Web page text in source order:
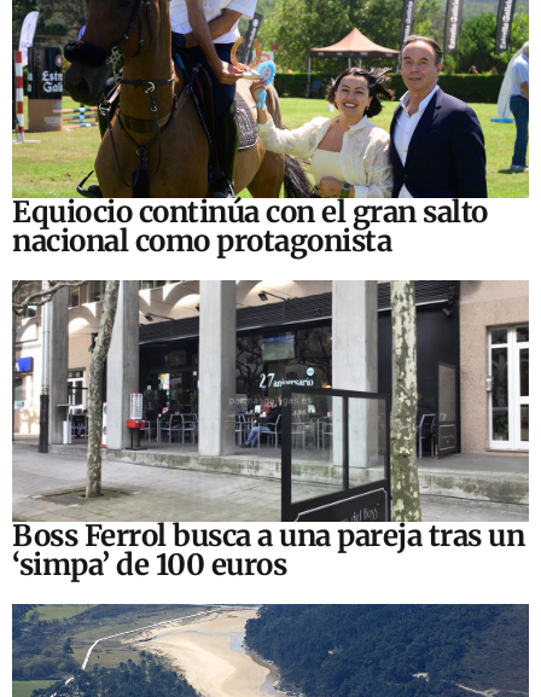
Equiocio continúa con el gran salto
nacional como protagonista
Boss Ferrol busca a una pareja tras un
‘simpa’ de 100 euros